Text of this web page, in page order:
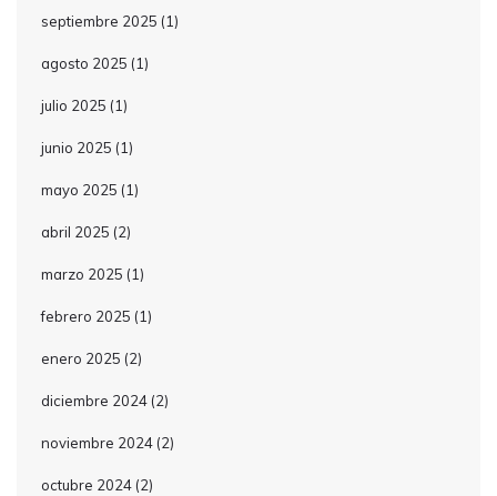
septiembre 2025 (1)
agosto 2025 (1)
julio 2025 (1)
junio 2025 (1)
mayo 2025 (1)
abril 2025 (2)
marzo 2025 (1)
febrero 2025 (1)
enero 2025 (2)
diciembre 2024 (2)
noviembre 2024 (2)
octubre 2024 (2)